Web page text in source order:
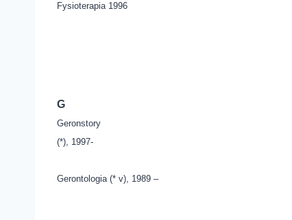
Fysioterapia 1996
G
Geronstory
(*), 1997-
Gerontologia (* v), 1989 –